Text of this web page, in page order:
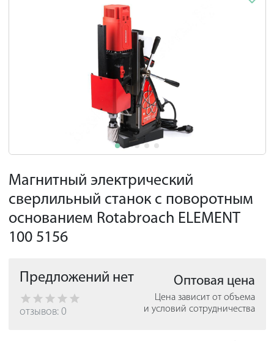
Магнитный электрический
сверлильный станок с поворотным
основанием Rotabroach ELEMENT
100 5156
Предложений нет
отзывов: 0
Оптовая цена
Цена зависит от объема
и условий сотрудничества